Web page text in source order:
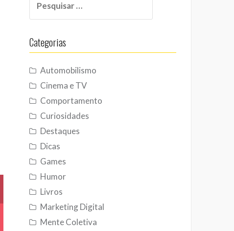
por:
Categorias
Automobilismo
Cinema e TV
Comportamento
Curiosidades
Destaques
Dicas
Games
Humor
Livros
Marketing Digital
Mente Coletiva